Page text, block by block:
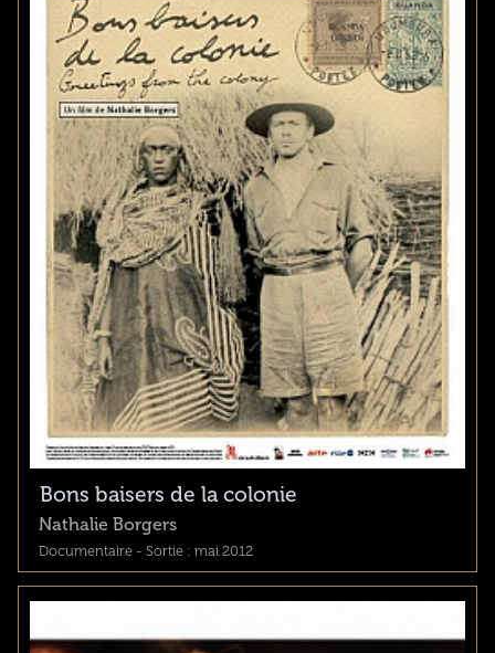
Bons baisers de la colonie
Nathalie Borgers
Documentaire - Sortie : mai 2012